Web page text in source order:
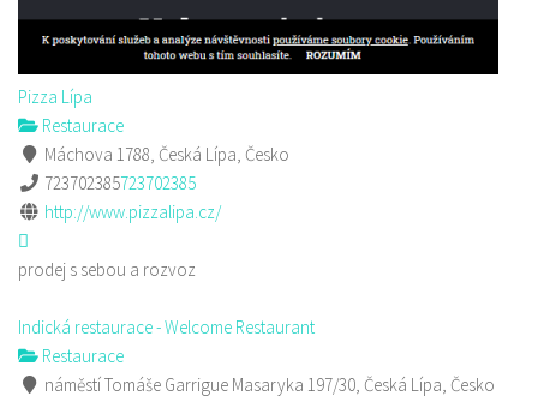
Pizza Lípa
Restaurace
Máchova 1788, Česká Lípa, Česko
723702385723702385
http://www.pizzalipa.cz/
prodej s sebou a rozvoz
Indická restaurace - Welcome Restaurant
Restaurace
náměstí Tomáše Garrigue Masaryka 197/30, Česká Lípa, Česko